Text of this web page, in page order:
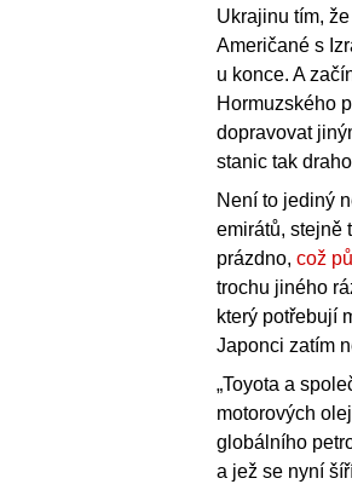
Ukrajinu tím,
Američané s
u konce. A
Hormuzského
dopravovat
stanic tak
Není to jediný
emirátů, stejně
prázdno, což
trochu jiného
který potřebují
Japonci zatím
„Toyota a
motorových
globálního
a jež se nyní